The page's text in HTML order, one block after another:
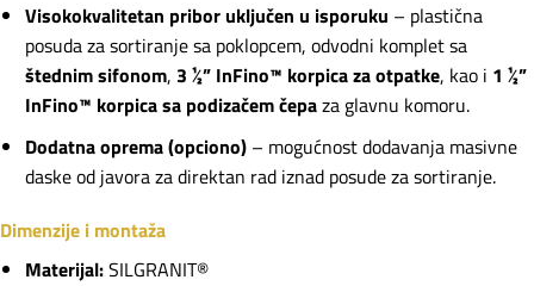
Visokokvalitetan pribor uključen u isporuku – plastična
posuda za sortiranje sa poklopcem, odvodni komplet sa
štednim sifonom, 3 ½” InFino™ korpica za otpatke, kao i 1 ½”
InFino™ korpica sa podizačem čepaza glavnu komoru.
Dodatna oprema (opciono)– mogućnost dodavanja masivne
daske od javora za direktan rad iznad posude za sortiranje.
Dimenzije i montaža
Materijal:SILGRANIT®